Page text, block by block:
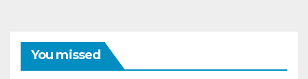
You missed